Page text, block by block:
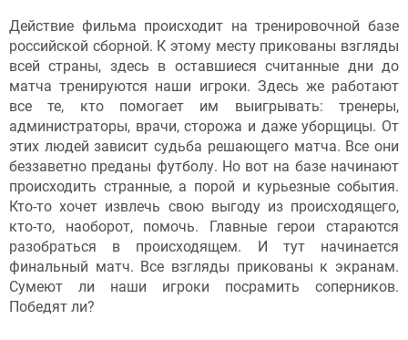
Действие фильма происходит на тренировочной базе
российской сборной. К этому месту прикованы взгляды
всей страны, здесь в оставшиеся считанные дни до
матча тренируются наши игроки. Здесь же работают
все те, кто помогает им выигрывать: тренеры,
администраторы, врачи, сторожа и даже уборщицы. От
этих людей зависит судьба решающего матча. Все они
беззаветно преданы футболу. Но вот на базе начинают
происходить странные, а порой и курьезные события.
Кто-то хочет извлечь свою выгоду из происходящего,
кто-то, наоборот, помочь. Главные герои стараются
разобраться в происходящем. И тут начинается
финальный матч. Все взгляды прикованы к экранам.
Сумеют ли наши игроки посрамить соперников.
Победят ли?